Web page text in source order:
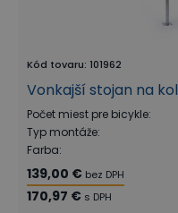
Kód tovaru: 101962
Vonkajší stojan na
Počet miest pre bicykle:
Typ montáže:
Farba:
139,00 € bez DPH
170,97 € s DPH